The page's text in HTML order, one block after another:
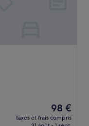
Le
nouveau
prix
98 €
taxes et frais compris